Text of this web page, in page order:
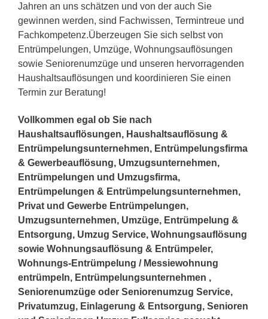
Jahren an uns schätzen und von der auch Sie
gewinnen werden, sind Fachwissen, Termintreue und
Fachkompetenz.Überzeugen Sie sich selbst von
Entrümpelungen, Umzüge, Wohnungsauflösungen
sowie Seniorenumzüge und unseren hervorragenden
Haushaltsauflösungen und koordinieren Sie einen
Termin zur Beratung!
Vollkommen egal ob Sie nach
Haushaltsauflösungen, Haushaltsauflösung &
Entrümpelungsunternehmen, Entrümpelungsfirma
& Gewerbeauflösung, Umzugsunternehmen,
Entrümpelungen und Umzugsfirma,
Entrümpelungen & Entrümpelungsunternehmen,
Privat und Gewerbe Entrümpelungen,
Umzugsunternehmen, Umzüge, Entrümpelung &
Entsorgung, Umzug Service, Wohnungsauflösung
sowie Wohnungsauflösung & Entrümpeler,
Wohnungs-Entrümpelung / Messiewohnung
entrümpeln, Entrümpelungsunternehmen ,
Seniorenumzüge oder Seniorenumzug Service,
Privatumzug, Einlagerung & Entsorgung, Senioren